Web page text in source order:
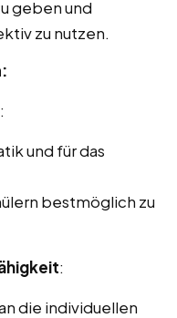
geben und
zu nutzen.
:
und für das
bestmöglich zu
:
die individuellen